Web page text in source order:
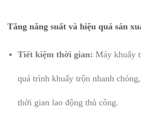
Tăng năng suất và hiệu quả sản
Tiết kiệm thời gian: Máy khuấy
quá trình khuấy trộn nhanh
thời gian lao động thủ công.